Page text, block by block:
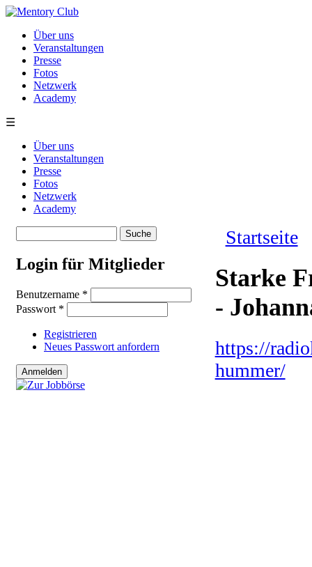
Direkt zum Inhalt
Über uns
Veranstaltungen
Presse
Fotos
Netzwerk
Academy
☰
Über uns
Veranstaltungen
Presse
Fotos
Netzwerk
Academy
Login für Mitglieder
Benutzername *
Passwort *
Registrieren
Neues Passwort anfordern
Sie sind
Startseite
Starke
-
https://
hummer/